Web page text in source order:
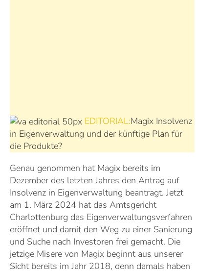
EDITORIAL:Magix Insolvenz
in Eigenverwaltung und der künftige Plan für
die Produkte?
Genau genommen hat Magix bereits im
Dezember des letzten Jahres den Antrag auf
Insolvenz in Eigenverwaltung beantragt. Jetzt
am 1. März 2024 hat das Amtsgericht
Charlottenburg das Eigenverwaltungsverfahren
eröffnet und damit den Weg zu einer Sanierung
und Suche nach Investoren frei gemacht. Die
jetzige Misere von Magix beginnt aus unserer
Sicht bereits im Jahr 2018, denn damals haben